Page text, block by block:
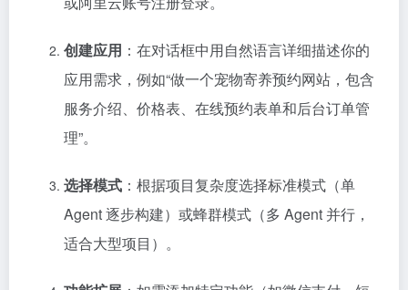
创建应用 ：在对话框中用自然语言详细描述你的
应用需求，例如“做一个宠物寄养预约网站，包含
服务介绍、价格表、在线预约表单和后台订单管
理”。
选择模式 ：根据项目复杂度选择标准模式（单
Agent 逐步构建）或蜂群模式（多 Agent 并行，
适合大型项目）。